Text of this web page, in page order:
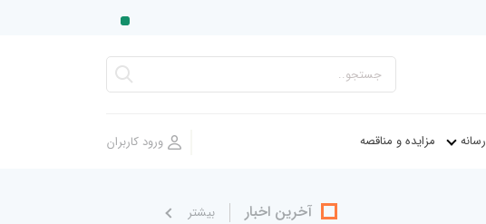
رسانه مزایده و مناقصه
آخرین اخبار بيشتر